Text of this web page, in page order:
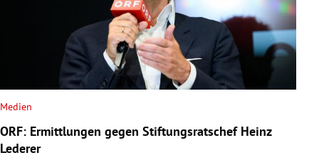
Medien
ORF: Ermittlungen gegen Stiftungsratschef Heinz
Lederer